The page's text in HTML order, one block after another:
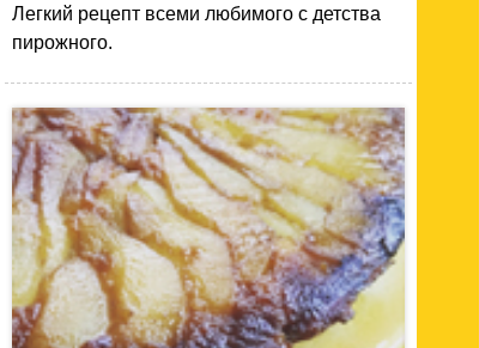
Легкий рецепт всеми любимого с детства
пирожного.